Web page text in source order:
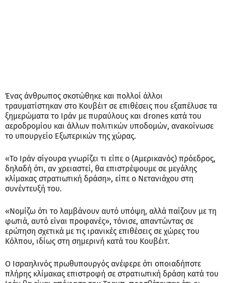
Ένας άνθρωπος σκοτώθηκε και πολλοί άλλοι
τραυματίστηκαν στο Κουβέιτ σε επιθέσεις που εξαπέλυσε τα
ξημερώματα το Ιράν με πυραύλους και drones κατά του
αεροδρομίου και άλλων πολιτικών υποδομών, ανακοίνωσε
το υπουργείο Εξωτερικών της χώρας.
«Το Ιράν σίγουρα γνωρίζει τι είπε ο (Αμερικανός) πρόεδρος,
δηλαδή ότι, αν χρειαστεί, θα επιστρέψουμε σε μεγάλης
κλίμακας στρατιωτική δράση», είπε ο Νετανιάχου στη
συνέντευξή του.
«Νομίζω ότι το λαμβάνουν αυτό υπόψη, αλλά παίζουν με τη
φωτιά, αυτό είναι προφανές», τόνισε, απαντώντας σε
ερώτηση σχετικά με τις ιρανικές επιθέσεις σε χώρες του
Κόλπου, ιδίως στη σημερινή κατά του Κουβέιτ.
Ο Ισραηλινός πρωθυπουργός ανέφερε ότι οποιαδήποτε
πλήρης κλίμακας επιστροφή σε στρατιωτική δράση κατά του